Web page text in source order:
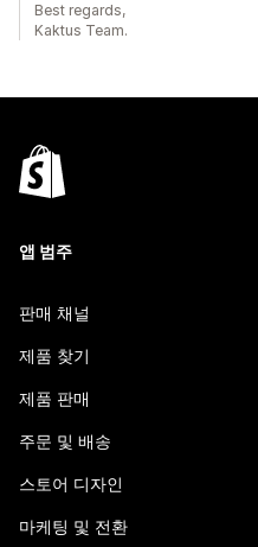
Best regards,
Kaktus Team.
앱 범주
판매 채널
제품 찾기
제품 판매
주문 및 배송
스토어 디자인
마케팅 및 전환